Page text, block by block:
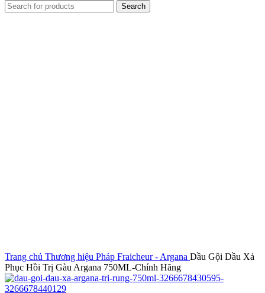
Search
Trang chủ Thương hiệu Pháp Fraicheur - Argana Dầu Gội Dầu Xả
Phục Hồi Trị Gàu Argana 750ML-Chính Hãng